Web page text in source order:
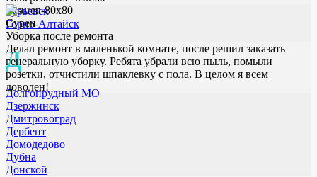
Гурьевск
Горно-Алтайск
Д
Долгопрудный МО
Дзержинск
Дмитровоград
Дербент
Домодедово
Дубна
Донской
Сурен
Уборка после ремонта
Делал ремонт в маленькой комнате, после решил заказать
генеральную уборку. Ребята убрали всю пыль, помыли
розетки, отчистили шпаклевку с пола. В целом я всем
доволен!